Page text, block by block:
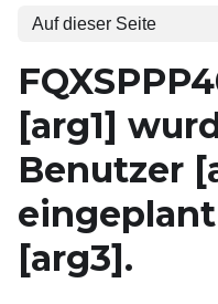
Auf dieser Seite
[arg1]
Benutzer
[arg3] .